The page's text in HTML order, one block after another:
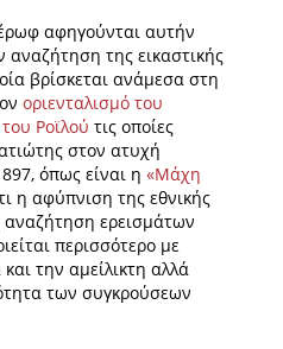
αφηγούνται αυτήν
αναζήτηση της εικαστικής
βρίσκεται ανάμεσα στη
οριενταλισμό του
Ρoϊλού τις οποίες
στον ατυχή
όπως είναι η «Μάχη
η αφύπνιση της εθνικής
αναζήτηση ερεισμάτων
περισσότερο με
την αμείλικτη αλλά
των συγκρούσεων